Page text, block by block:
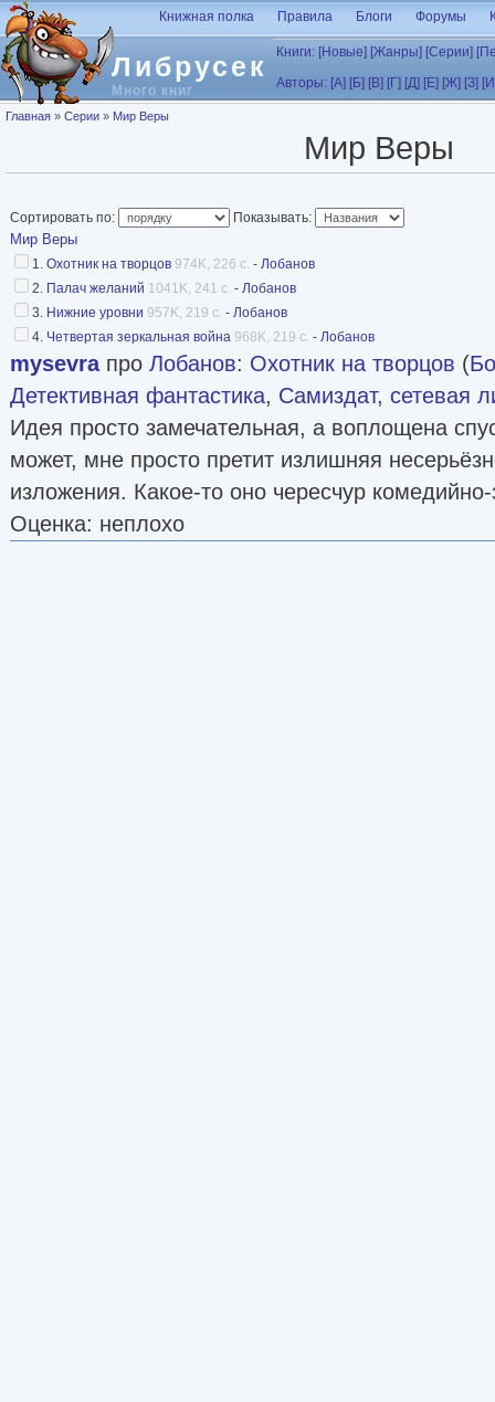
Перейти к основному содержанию
Либрусек
Много книг
Книжная полка Правила Блоги Форумы
Книги: [Новые] [Жанры] [Серии]
Авторы: [А] [Б] [В] [Г] [Д] [Е] [Ж] [З]
Вы здесь
Главная » Серии » Мир Веры
Мир Веры
Сортировать по: Показывать:
Мир Веры
1. Охотник на творцов 974K, 226 с. - Лобанов
2. Палач желаний 1041K, 241 с. - Лобанов
3. Нижние уровни 957K, 219 с. - Лобанов
4. Четвертая зеркальная война 968K, 219 с. - Лобанов
mysevraпро Лобанов: Охотник на творцов (
Детективная фантастика, Самиздат, сетевая
Идея просто замечательная, а воплощена
может, мне просто претит излишняя
изложения. Какое-то оно чересчур комедийно-
Оценка: неплохо